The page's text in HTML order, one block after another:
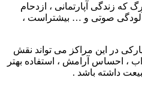
که زندگی آپارتمانی ، ازدحام
آلودگی صوتی و … بیشتراست ،
در این مراکز می تواند نقش
احساس آرامش ، استفاده بهتر
داشته باشد .